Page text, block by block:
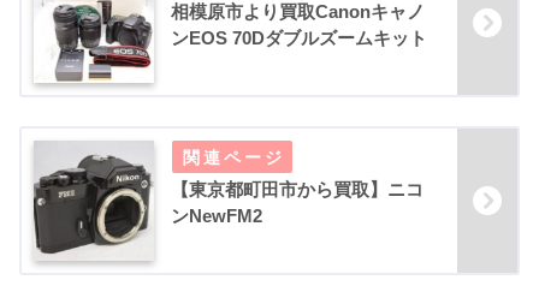
相模原市より買取Canonキャノ
ンEOS 70Dダブルズームキット
【東京都町田市から買取】ニコ
ンNewFM2